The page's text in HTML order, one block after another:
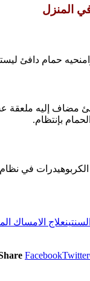
المنزل
حمام دافئ
إليه ملعقة
بإنتظام.
في
علاج الامساك
FacebookTwitter